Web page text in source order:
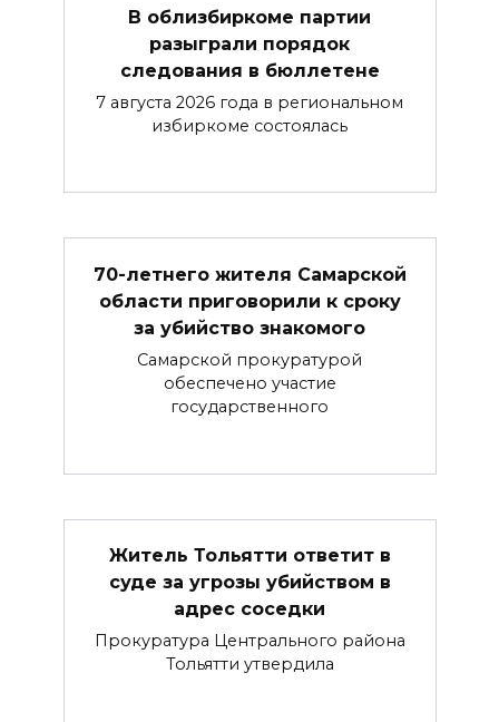
В облизбиркоме партии
разыграли порядок
следования в бюллетене
7 августа 2026 года в региональном
избиркоме состоялась
70-летнего жителя Самарской
области приговорили к сроку
за убийство знакомого
Самарской прокуратурой
обеспечено участие
государственного
Житель Тольятти ответит в
суде за угрозы убийством в
адрес соседки
Прокуратура Центрального района
Тольятти утвердила